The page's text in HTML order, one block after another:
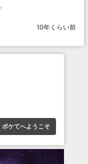
10年くらい前
ボケてへようこそ